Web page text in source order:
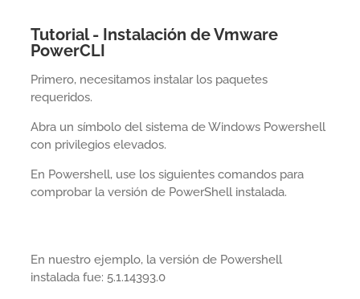
Tutorial - Instalación de Vmware
PowerCLI
Primero, necesitamos instalar los paquetes
requeridos.
Abra un símbolo del sistema de Windows Powershell
con privilegios elevados.
En Powershell, use los siguientes comandos para
comprobar la versión de PowerShell instalada.
En nuestro ejemplo, la versión de Powershell
instalada fue: 5.1.14393.0